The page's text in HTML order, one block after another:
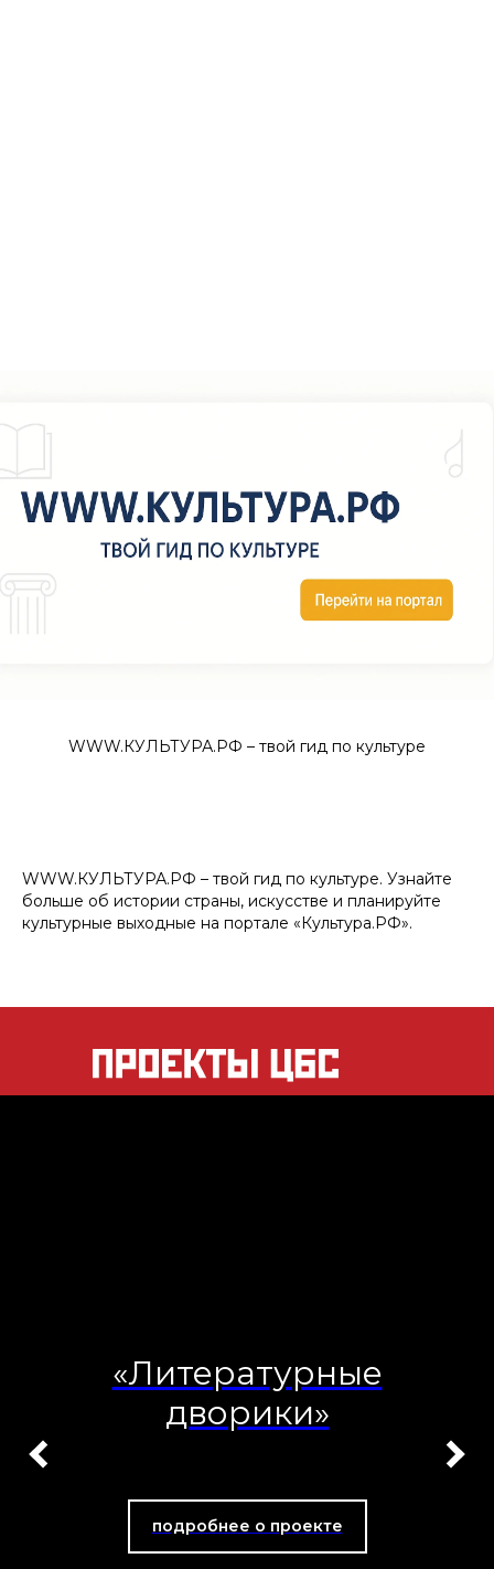
WWW.КУЛЬТУРА.РФ – твой гид по культуре
WWW.КУЛЬТУРА.РФ – твой гид по культуре. Узнайте
больше об истории страны, искусстве и планируйте
культурные выходные на портале «Культура.РФ».
«Литературные
дворики»
подробнее о проекте